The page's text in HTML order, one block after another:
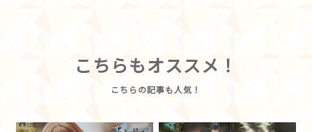
こちらもオススメ！